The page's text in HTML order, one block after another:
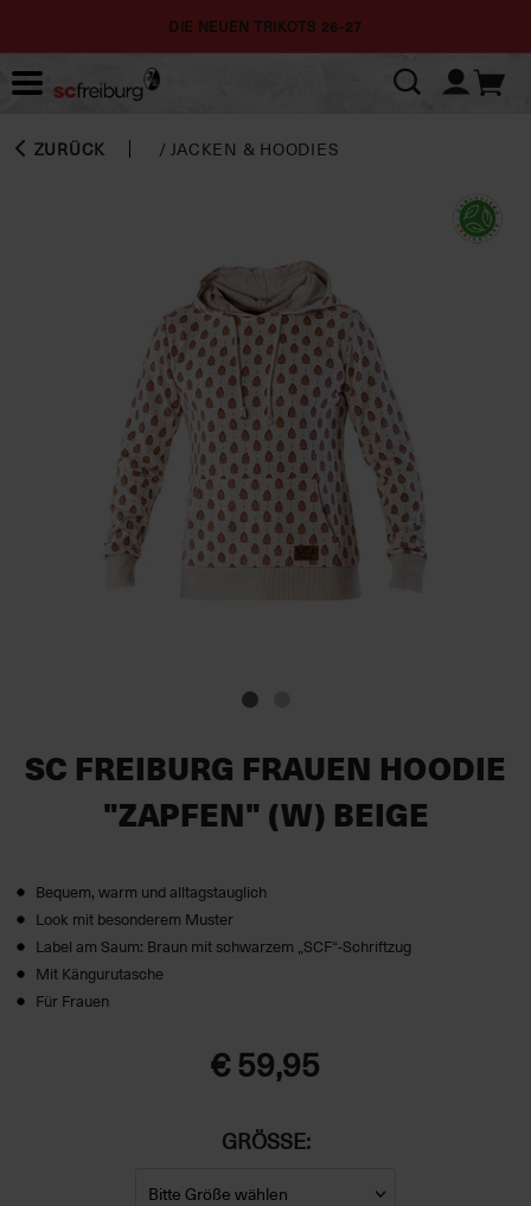
DIE NEUEN TRIKOTS 26-27
ZURÜCK /JACKEN & HOODIES
SC FREIBURG FRAUEN HOODIE
"ZAPFEN" (W) BEIGE
Bequem, warm und alltagstauglich
Look mit besonderem Muster
Label am Saum: Braun mit schwarzem „SCF“-Schriftzug
Mit Kängurutasche
Für Frauen
€ 59,95
GRÖSSE: